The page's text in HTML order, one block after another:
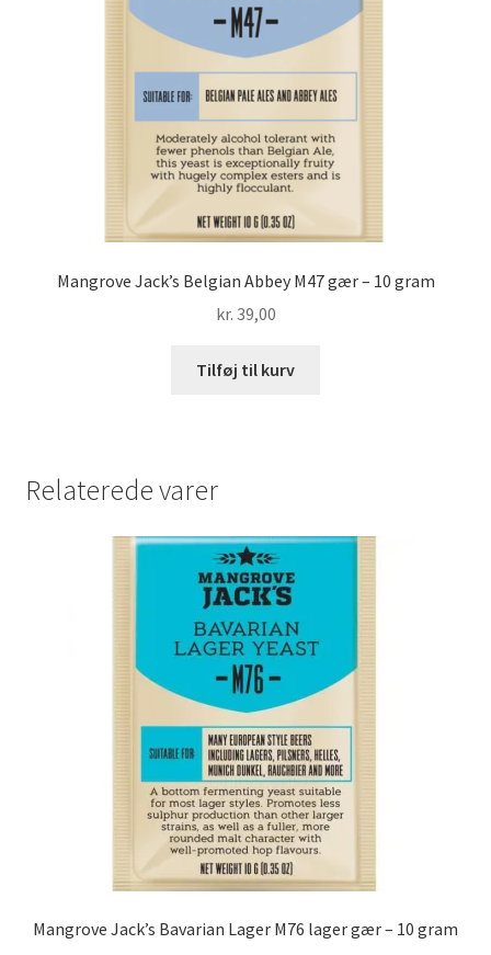
Mangrove Jack’s Belgian Abbey M47 gær – 10 gram
kr. 39,00
Tilføj til kurv
Relaterede varer
Mangrove Jack’s Bavarian Lager M76 lager gær – 10 gram